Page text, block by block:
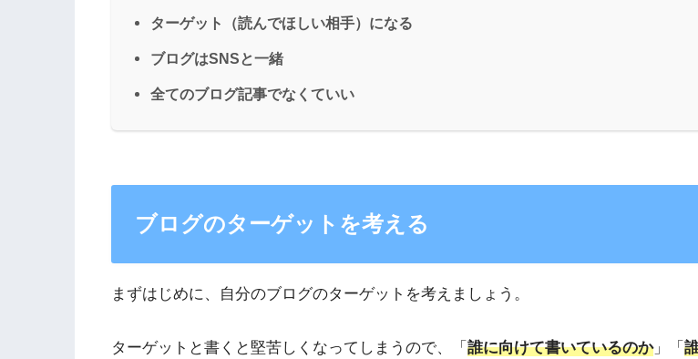
ターゲット（読んでほしい相手）になる
ブログはSNSと一緒
全てのブログ記事でなくていい
ブログのターゲットを考える
まずはじめに、自分のブログのターゲットを考えましょう。
ターゲットと書くと堅苦しくなってしまうので、「 誰に向けて書いているのか」「